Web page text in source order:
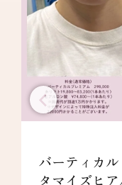
バーティカ
タマイズヒ